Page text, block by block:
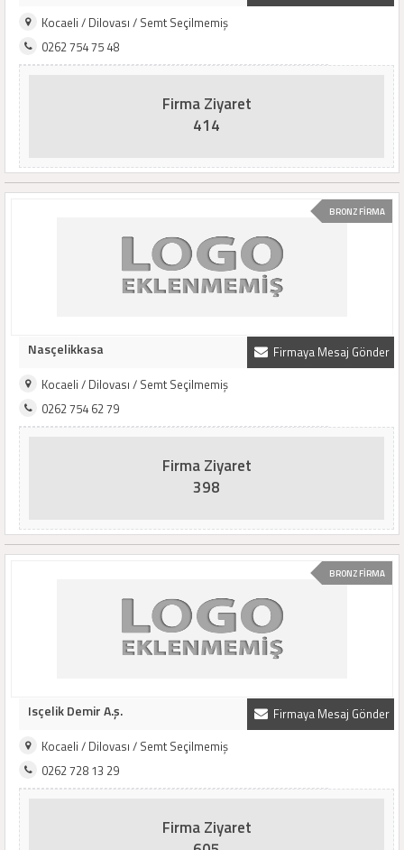
Kocaeli / Dilovası / Semt Seçilmemiş
0262 754 75 48
Firma Ziyaret
414
BRONZ FİRMA
Firmaya Mesaj Gönder
Nasçelikkasa
Kocaeli / Dilovası / Semt Seçilmemiş
0262 754 62 79
Firma Ziyaret
398
BRONZ FİRMA
Firmaya Mesaj Gönder
Isçelik Demir A.ş.
Kocaeli / Dilovası / Semt Seçilmemiş
0262 728 13 29
Firma Ziyaret